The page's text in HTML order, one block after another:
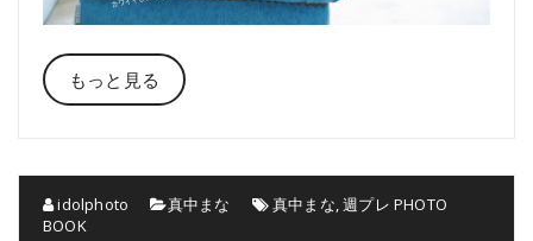
もっと見る
idolphoto 真中まな 真中まな ,週プレ PHOTO
BOOK